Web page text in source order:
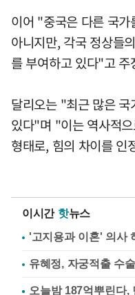
이어 "중국은 다른 국
아니지만, 각국 정상들
를 부여하고 있다"고 주
달리오는 "최근 많은
있다"며 "이는 역사적
형태로, 힘의 차이를 인
이시간 핫뉴스
'고지용과 이혼' 의사
유혜정, 자궁적출 수